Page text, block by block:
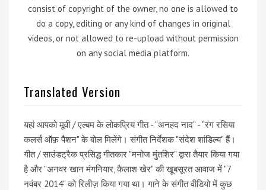
consist of copyright of the owner, no one is allowed to
do a copy, editing or any kind of changes in original
videos, or not allowed to re-upload without permission
on any social media platform.
Translated Version
यहां आपको मूवी / एल्बम के लोकप्रिय गीत - "अनहद नाद" - "रंग रसिया
कलर्स ऑफ़ पैशन" के बोल मिलेंगे। संगीत निर्देशक "संदेश शांडिल्य" हैं।
गीत / साउंडट्रैक प्रसिद्ध गीतकार "मनोज मुंतशिर" द्वारा तैयार किया गया
है और "अनवर खान मंगनियार, कैलाश खेर" की खूबसूरत आवाज में "7
नवंबर 2014" को रिलीज़ किया गया था। गाने के संगीत वीडियो में कुछ